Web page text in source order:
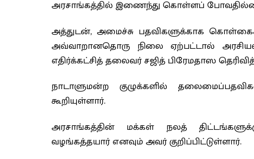
அரசாங்கத்தில் இணைந்து கொள்ளப்
அத்துடன், அமைச்சு பதவிகளுக்காக
அவ்வாறானதொரு நிலை ஏற்பட்டால்
எதிர்க்கட்சித் தலைவர் சஜித் பிரேமதாஸ
நாடாளுமன்ற குழுக்களில்
கூறியுள்ளார்.
அரசாங்கத்தின் மக்கள் நலத்
வழங்கத்தயார் எனவும் அவர் குறிப்பிட்டுள்ளார்.